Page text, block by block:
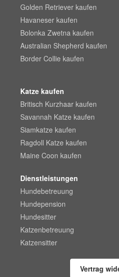
Golden Retriever kaufen
Havaneser kaufen
Bolonka Zwetna kaufen
Australian Shepherd kaufen
Border Collie kaufen
Katze kaufen
Britisch Kurzhaar kaufen
Savannah Katze kaufen
Siamkatze kaufen
Ragdoll Katze kaufen
Maine Coon kaufen
Dienstleistungen
Hundebetreuung
Hundepension
Hundesitter
Katzenbetreuung
Katzensitter
Vertrag